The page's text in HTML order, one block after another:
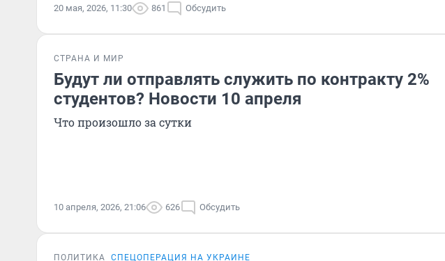
20 мая, 2026, 11:30 861 Обсудить
СТРАНА И МИР
Будут ли отправлять служить по контракту 2%
студентов? Новости 10 апреля
Что произошло за сутки
10 апреля, 2026, 21:06 626 Обсудить
ПОЛИТИКА СПЕЦОПЕРАЦИЯ НА УКРАИНЕ